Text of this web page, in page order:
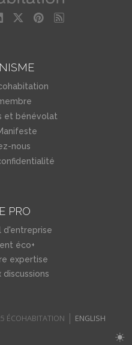
:
de la clientèle;
échéanciers fixés;
à viser toujours
d’équipement et de
l’industrie de la
et bénévolat
nous
PRO
d'entreprise
éco+
expertise
discussions
ÉCOHABITATION ENGLISH